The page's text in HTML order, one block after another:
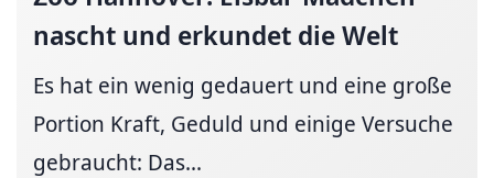
nascht und erkundet die Welt
Es hat ein wenig gedauert und eine große
Portion Kraft, Geduld und einige Versuche
gebraucht: Das...